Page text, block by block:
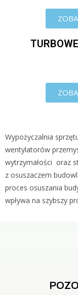
Wypożyczalnia
wentylatorów
wytrzymałości oraz
z osuszaczem
proces osuszania
wpływa na szybszy